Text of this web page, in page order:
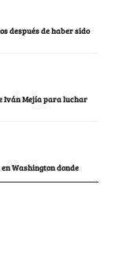
después de haber sido
Iván Mejía para luchar
Washington donde